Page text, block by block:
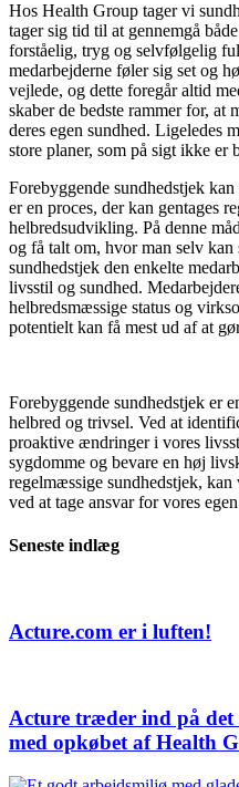
Hos Health Group tager vi
tager sig tid til at gennemgå
forståelig, tryg og selvfølgelig
medarbejderne føler sig set og
vejlede, og dette foregår altid
skaber de bedste rammer for, at
deres egen sundhed. Ligeledes
store planer, som på sigt ikke er
Forebyggende sundhedstjek
er en proces, der kan gentages
helbredsudvikling. På denne
og få talt om, hvor man selv
sundhedstjek den enkelte
livsstil og sundhed.
helbredsmæssige status og
potentielt kan få mest ud af at
Forebyggende sundhedstjek er
helbred og trivsel. Ved at
proaktive ændringer i vores
sygdomme og bevare en høj
regelmæssige sundhedstjek,
ved at tage ansvar for vores
Seneste indlæg
Acture.com er i luften!
Acture træder ind på det
med opkøbet af Health